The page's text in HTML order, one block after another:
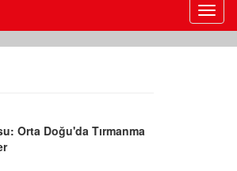
Orta Doğu'da Tırmanma